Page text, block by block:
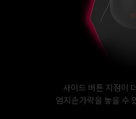
사이드 버튼 지점이
엄지손가락을 놓을 수